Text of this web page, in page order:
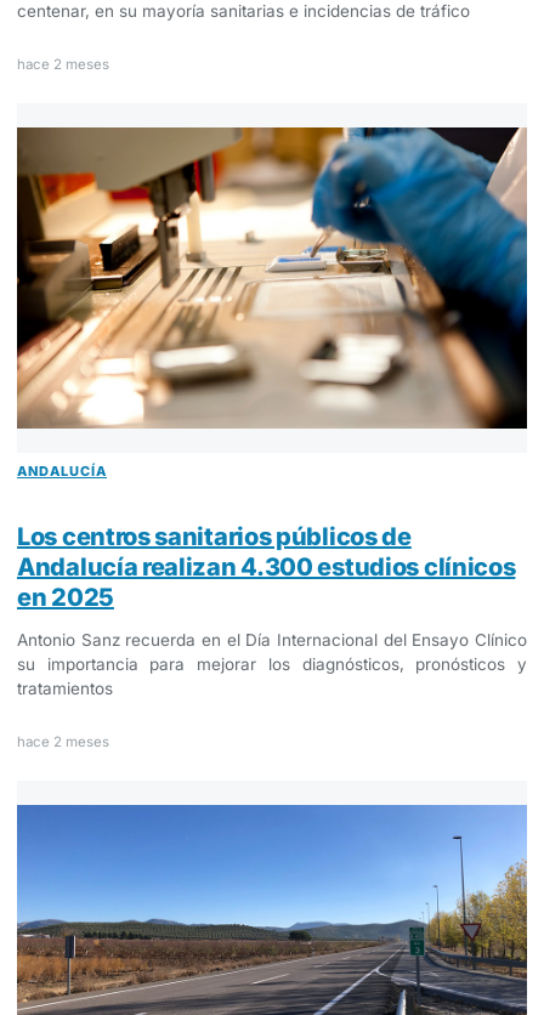
centenar, en su mayoría sanitarias e incidencias de tráfico
hace 2 meses
ANDALUCÍA
Los centros sanitarios públicos de
Andalucía realizan 4.300 estudios clínicos
en 2025
Antonio Sanz recuerda en el Día Internacional del Ensayo Clínico
su importancia para mejorar los diagnósticos, pronósticos y
tratamientos
hace 2 meses